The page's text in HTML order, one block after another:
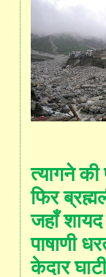
त्यागने की
फिर
जहाँ
पाषाणी
केदार